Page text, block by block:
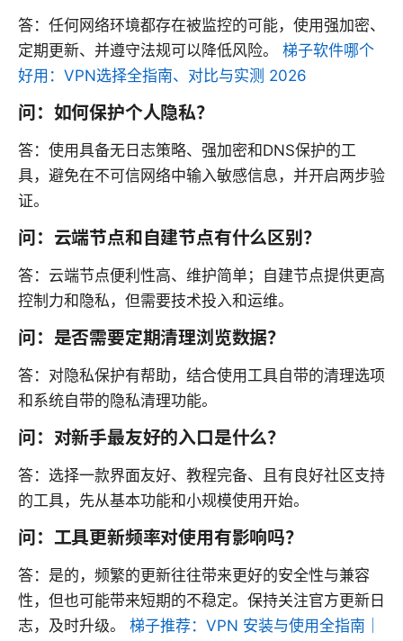
答：任何网络环境都存在被监控的可能，使用强加密、
定期更新、并遵守法规可以降低风险。 梯子软件哪个
好用：VPN选择全指南、对比与实测 2026
问：如何保护个人隐私？
答：使用具备无日志策略、强加密和DNS保护的工
具，避免在不可信网络中输入敏感信息，并开启两步验
证。
问：云端节点和自建节点有什么区别？
答：云端节点便利性高、维护简单；自建节点提供更高
控制力和隐私，但需要技术投入和运维。
问：是否需要定期清理浏览数据？
答：对隐私保护有帮助，结合使用工具自带的清理选项
和系统自带的隐私清理功能。
问：对新手最友好的入口是什么？
答：选择一款界面友好、教程完备、且有良好社区支持
的工具，先从基本功能和小规模使用开始。
问：工具更新频率对使用有影响吗？
答：是的，频繁的更新往往带来更好的安全性与兼容
性，但也可能带来短期的不稳定。保持关注官方更新日
志，及时升级。 梯子推荐：VPN 安装与使用全指南｜